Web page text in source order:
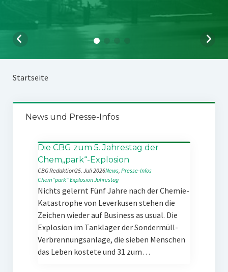
Startseite
News und Presse-Infos
Die CBG zum 5. Jahrestag der
Chem„park“-Explosion
CBG Redaktion25. Juli 2026News, Presse-Infos
Chem“park“ExplosionJahrestag
Nichts gelernt Fünf Jahre nach der Chemie-
Katastrophe von Leverkusen stehen die
Zeichen wieder auf Business as usual. Die
Explosion im Tanklager der Sondermüll-
Verbrennungsanlage, die sieben Menschen
das Leben kostete und 31 zum…